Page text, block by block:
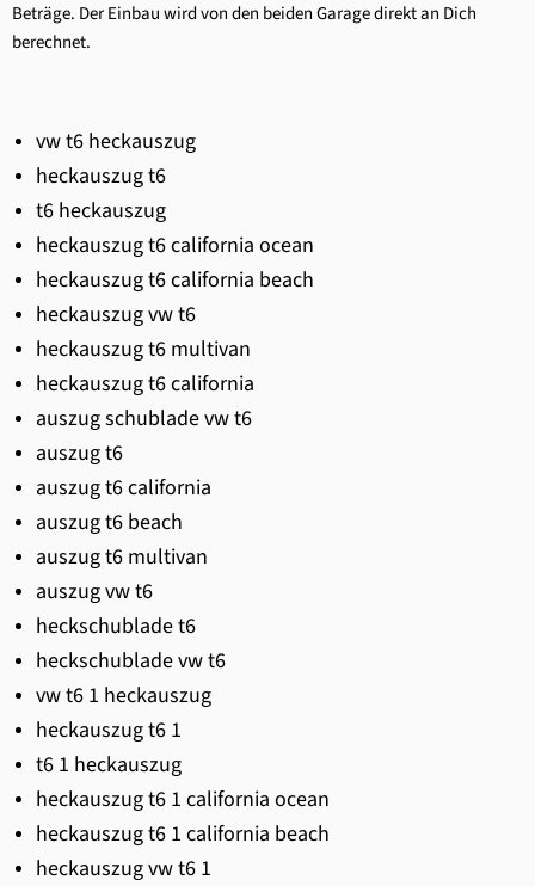
Beträge. Der Einbau wird von den beiden Garage direkt an Dich
berechnet.
vw t6 heckauszug
heckauszug t6
t6 heckauszug
heckauszug t6 california ocean
heckauszug t6 california beach
heckauszug vw t6
heckauszug t6 multivan
heckauszug t6 california
auszug schublade vw t6
auszug t6
auszug t6 california
auszug t6 beach
auszug t6 multivan
auszug vw t6
heckschublade t6
heckschublade vw t6
vw t6 1 heckauszug
heckauszug t6 1
t6 1 heckauszug
heckauszug t6 1 california ocean
heckauszug t6 1 california beach
heckauszug vw t6 1